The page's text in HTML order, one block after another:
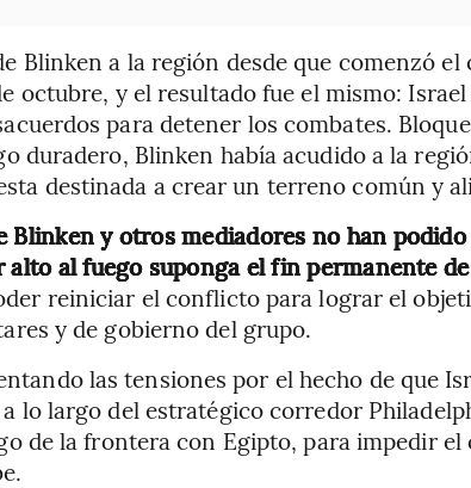
Blinken a la región desde que comenzó
octubre, y el resultado fue el mismo:
para detener los combates.
duradero, Blinken había acudido a la
destinada a crear un terreno común y
Blinken y otros mediadores no han
alto al fuego suponga el fin permanente
reiniciar el conflicto para lograr el
y de gobierno del grupo.
las tensiones por el hecho de que
lo largo del estratégico corredor
de la frontera con Egipto, para impedir el